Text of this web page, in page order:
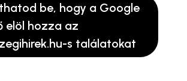
be, hogy a Google
elöl hozza az
s találatokat